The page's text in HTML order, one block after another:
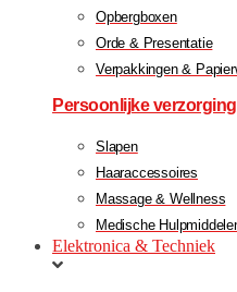
Opbergboxen
Orde & Presentatie
Verpakkingen &
Persoonlijke verzorging
Slapen
Haaraccessoires
Massage & Wellness
Medische
Elektronica & Techniek